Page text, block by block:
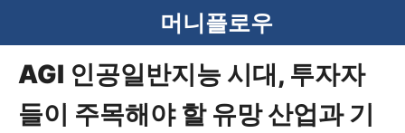
텐
머니플로우
AGI 인공일반지능 시대, 투자자
들이 주목해야 할 유망 산업과 기